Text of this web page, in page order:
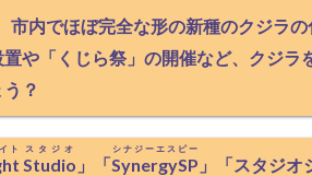
内でほぼ完全な形の新種のクジラ
や「くじら祭」の開催など、クジ
？
ト
Studio
スタジオ
」「SynergySP
シナジーエスピー
」「スタジ